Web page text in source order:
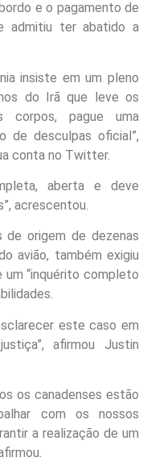
e o pagamento de
admitiu ter abatido a
insiste em um pleno
do Irã que leve os
corpos, pague uma
de desculpas oficial”,
conta no Twitter.
aberta e deve
acrescentou.
de origem de dezenas
avião, também exigiu
um “inquérito completo
este caso em
afirmou Justin
os canadenses estão
com os nossos
a realização de um